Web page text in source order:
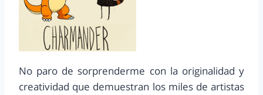
No paro de sorprenderme con la originalidad y
creatividad que demuestran los miles de artistas